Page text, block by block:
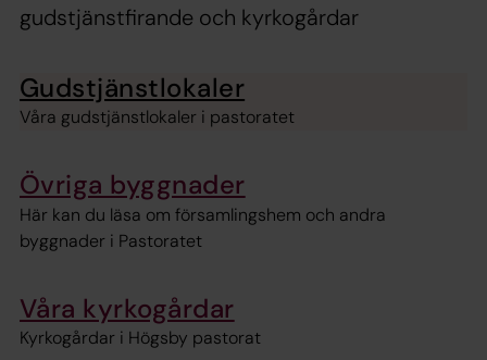
gudstjänstfirande och kyrkogårdar
Gudstjänstlokaler
Våra gudstjänstlokaler i pastoratet
Övriga byggnader
Här kan du läsa om församlingshem och andra
byggnader i Pastoratet
Våra kyrkogårdar
Kyrkogårdar i Högsby pastorat